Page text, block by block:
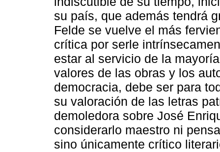
su país, que además tendrá
Felde se vuelve el más
crítica por serle
estar al servicio de la
valores de las obras y los
democracia, debe ser para
su valoración de las letras
demoledora sobre José
considerarlo maestro ni
sino únicamente crítico